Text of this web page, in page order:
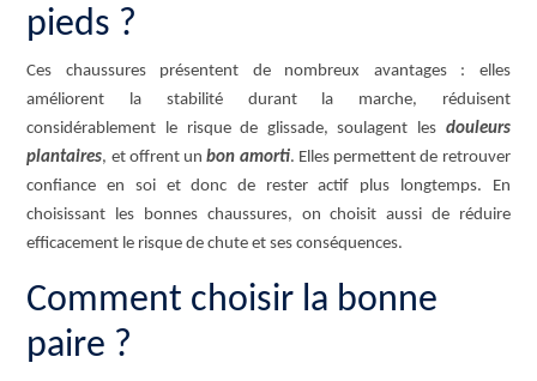
pieds ?
Ces chaussures présentent de nombreux avantages : elles
améliorent la stabilité durant la marche, réduisent
considérablement le risque de glissade, soulagent les douleurs
plantaires, et offrent un bon amorti. Elles permettent de retrouver
confiance en soi et donc de rester actif plus longtemps. En
choisissant les bonnes chaussures, on choisit aussi de réduire
efficacement le risque de chute et ses conséquences.
Comment choisir la bonne
paire ?